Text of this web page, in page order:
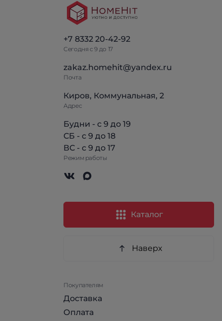
+7 8332 20-42-92
Сегодня с 9 до 17
zakaz.homehit@yandex.ru
Почта
Киров, Коммунальная, 2
Адрес
Будни - с 9 до 19
СБ - с 9 до 18
ВС - с 9 до 17
Режим работы
Каталог
Наверх
Покупателям
Доставка
Оплата